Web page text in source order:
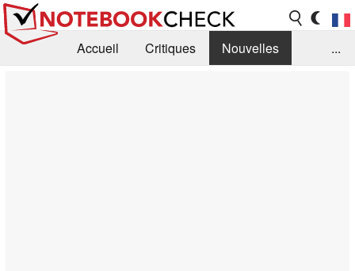
Accueil Critiques
Nouvelles
...